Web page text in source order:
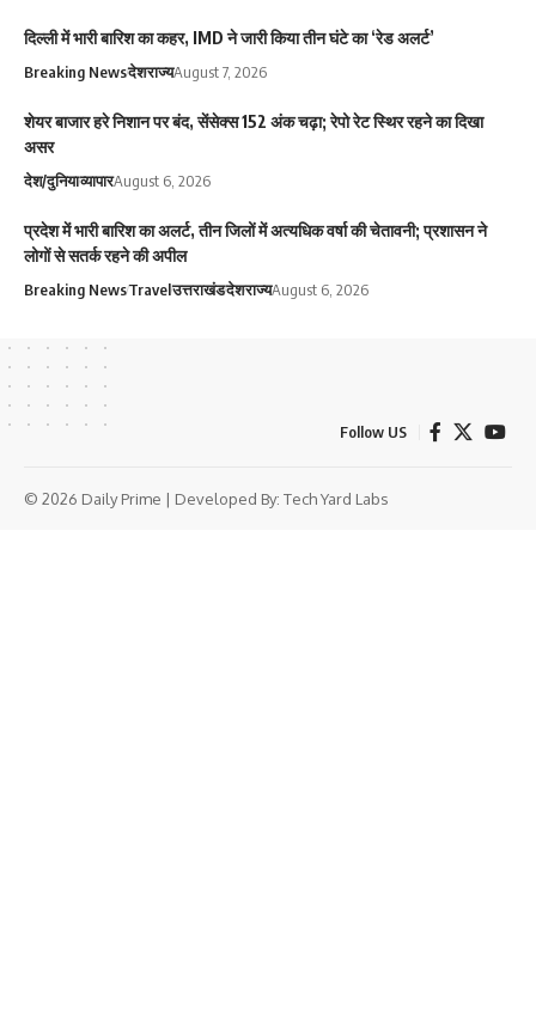
दिल्ली में भारी बारिश का कहर, IMD ने जारी किया तीन घंटे का ‘रेड अलर्ट’
Breaking Newsदेशराज्यAugust 7, 2026
शेयर बाजार हरे निशान पर बंद, सेंसेक्स 152 अंक चढ़ा; रेपो रेट स्थिर रहने का दिखा
असर
देश/दुनियाव्यापारAugust 6, 2026
प्रदेश में भारी बारिश का अलर्ट, तीन जिलों में अत्यधिक वर्षा की चेतावनी; प्रशासन ने
लोगों से सतर्क रहने की अपील
Breaking NewsTravelउत्तराखंडदेशराज्यAugust 6, 2026
Follow US
© 2026 Daily Prime | Developed By: Tech Yard Labs